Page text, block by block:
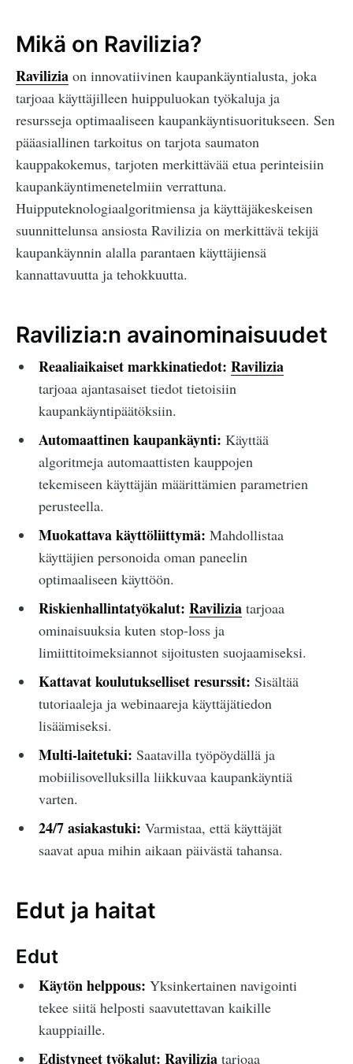
Mikä on Ravilizia?
Ravilizia on innovatiivinen kaupankäyntialusta, joka
tarjoaa käyttäjilleen huippuluokan työkaluja ja
resursseja optimaaliseen kaupankäyntisuoritukseen. Sen
pääasiallinen tarkoitus on tarjota saumaton
kauppakokemus, tarjoten merkittävää etua perinteisiin
kaupankäyntimenetelmiin verrattuna.
Huipputeknologiaalgoritmiensa ja käyttäjäkeskeisen
suunnittelunsa ansiosta Ravilizia on merkittävä tekijä
kaupankäynnin alalla parantaen käyttäjiensä
kannattavuutta ja tehokkuutta.
Ravilizia:n avainominaisuudet
Reaaliaikaiset markkinatiedot: Ravilizia
tarjoaa ajantasaiset tiedot tietoisiin
kaupankäyntipäätöksiin.
Automaattinen kaupankäynti: Käyttää
algoritmeja automaattisten kauppojen
tekemiseen käyttäjän määrittämien parametrien
perusteella.
Muokattava käyttöliittymä: Mahdollistaa
käyttäjien personoida oman paneelin
optimaaliseen käyttöön.
Riskienhallintatyökalut: Raviliziatarjoaa
ominaisuuksia kuten stop-loss ja
limiittitoimeksiannot sijoitusten suojaamiseksi.
Kattavat koulutukselliset resurssit: Sisältää
tutoriaaleja ja webinaareja käyttäjätiedon
lisäämiseksi.
Multi-laitetuki: Saatavilla työpöydällä ja
mobiilisovelluksilla liikkuvaa kaupankäyntiä
varten.
24/7 asiakastuki: Varmistaa, että käyttäjät
saavat apua mihin aikaan päivästä tahansa.
Edut ja haitat
Edut
Käytön helppous: Yksinkertainen navigointi
tekee siitä helposti saavutettavan kaikille
kauppiaille.
Edistyneet työkalut: Raviliziatarjoaa